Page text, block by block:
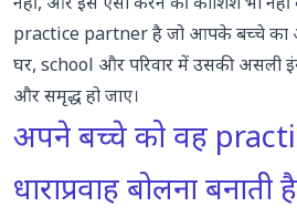
नहीं, और इसे ऐसा करने की कोशिश भी नहीं
practice partner है जो आपके बच्चे का
घर, school और परिवार में उसकी असली
और समृद्ध हो जाए।
अपने बच्चे को वह
धाराप्रवाह बोलना बनाती है